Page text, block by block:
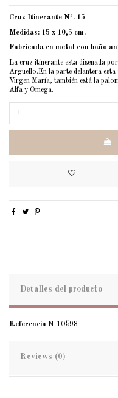
Cruz Itinerante Nº. 15
Medidas: 15 x 10,5 cm.
Fabricada en metal con baño
La cruz itinerante esta diseñada
Arguello.En la parte delantera
Virgen María, también está la
Alfa y Omega.
Detalles del producto
Referencia N-10598
Reviews (0)